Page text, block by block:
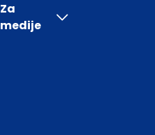
Za
medije